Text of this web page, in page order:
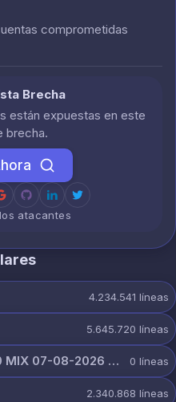
comprometidas
Brecha
están expuestas en este
brecha.
atacantes
4.234.541 líneas
5.645.720 líneas
BONUS @FATETRAFFIC 7000 MIX 07-08-2026 @r0bin1337.rar 0 líneas
2.340.868 líneas